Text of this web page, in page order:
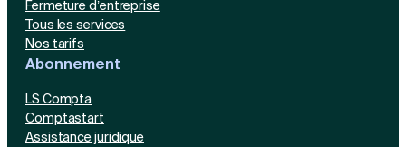
Fermeture d’entreprise
Tous les services
Nos tarifs
Abonnement
LS Compta
Comptastart
Assistance juridique